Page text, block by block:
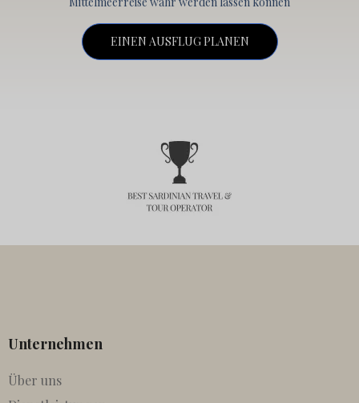
EINEN AUSFLUG PLANEN
Unternehmen
Über uns